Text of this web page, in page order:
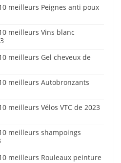
meilleurs Peignes anti poux
meilleurs Vins blanc
meilleurs Gel cheveux de
meilleurs Autobronzants
meilleurs Vélos VTC de 2023
meilleurs shampoings
meilleurs Rouleaux peinture